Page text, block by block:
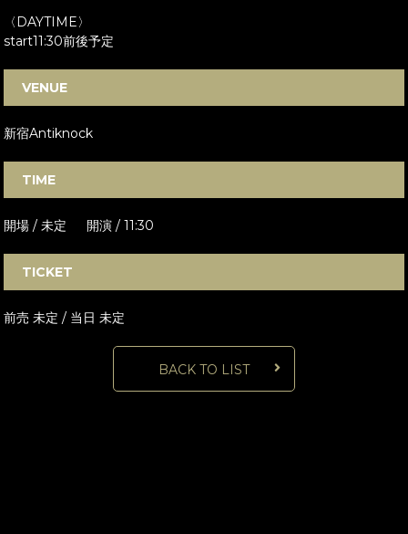
〈DAYTIME〉
start11:30前後予定
VENUE
新宿Antiknock
TIME
開場 / 未定 開演 / 11:30
TICKET
前売 未定 / 当日 未定
BACK TO LIST